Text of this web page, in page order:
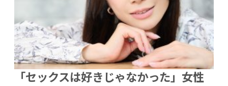
「セックスは好きじゃなかった」女性